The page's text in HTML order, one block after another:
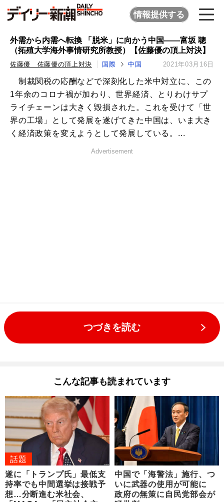
情報提供する
外需から内需へ転換 「脱米」に向かう中国――富坂 聰
（拓殖大学海外事情研究所教授）【佐藤優の頂上対決】
佐藤優 佐藤優の頂上対決 国際 中国 2021年03月16日
制裁関税の応酬などで深刻化した米中対立に、この
1年余のコロナ禍が加わり、世界経済、とりわけサプ
ライチェーンは大きく毀損された。これを受けて「世
界の工場」として発展を遂げてきた中国は、いま大き
く経済政策を変えようとして発展している。...
Advertisement
つづきを読む
こんな記事も読まれています
話題
遂に「トランプ氏」最低支
持率でも中間選挙は接戦予
想…分断進む米社会、
中国で「海警法」施行、つ
いに武器の使用が可能に
政府の無策に自民党部会が